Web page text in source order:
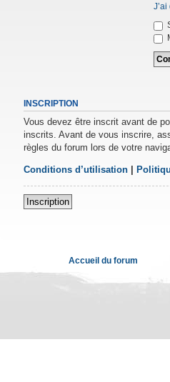
INSCRIPTION
Vous devez être inscrit avant de
inscrits. Avant de vous inscrire,
règles du forum lors de votre
Conditions d’utilisation
Inscription
Accueil du forum